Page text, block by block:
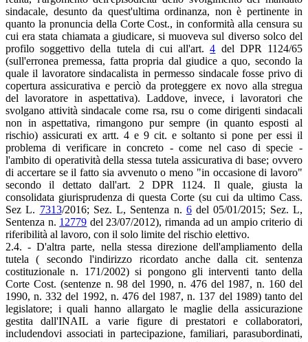
sindacale, desunto da quest'ultima ordinanza, non è pertinente in
quanto la pronuncia della Corte Cost., in conformità alla censura su
cui era stata chiamata a giudicare, si muoveva sul diverso solco del
profilo soggettivo della tutela di cui all'art.4 del DPR 1124/65
(sull'erronea premessa, fatta propria dal giudice a quo, secondo la
quale il lavoratore sindacalista in permesso sindacale fosse privo di
copertura assicurativa e perciò da proteggere ex novo alla stregua
del lavoratore in aspettativa). Laddove, invece, i lavoratori che
svolgano attività sindacale come rsa, rsu o come dirigenti sindacali
non in aspettativa, rimangono pur sempre (in quanto esposti al
rischio) assicurati ex artt. 4 e 9 cit. e soltanto si pone per essi il
problema di verificare in concreto - come nel caso di specie -
l'ambito di operatività della stessa tutela assicurativa di base; ovvero
di accertare se il fatto sia avvenuto o meno "in occasione di lavoro"
secondo il dettato dall'art. 2 DPR 1124. Il quale, giusta la
consolidata giurisprudenza di questa Corte (su cui da ultimo Cass.
Sez L. 7313/2016; Sez. L, Sentenza n. 6del 05/01/2015; Sez. L,
Sentenza n. 12779 del 23/07/2012), rimanda ad un ampio criterio di
riferibilità al lavoro, con il solo limite del rischio elettivo.
2.4. - D'altra parte, nella stessa direzione dell'ampliamento della
tutela ( secondo l'indirizzo ricordato anche dalla cit. sentenza
costituzionale n. 171/2002) si pongono gli interventi tanto della
Corte Cost. (sentenze n. 98 del 1990, n. 476 del 1987, n. 160 del
1990, n. 332 del 1992, n. 476 del 1987, n. 137 del 1989) tanto del
legislatore; i quali hanno allargato le maglie della assicurazione
gestita dall'INAIL a varie figure di prestatori e collaboratori,
includendovi associati in partecipazione, familiari, parasubordinati,